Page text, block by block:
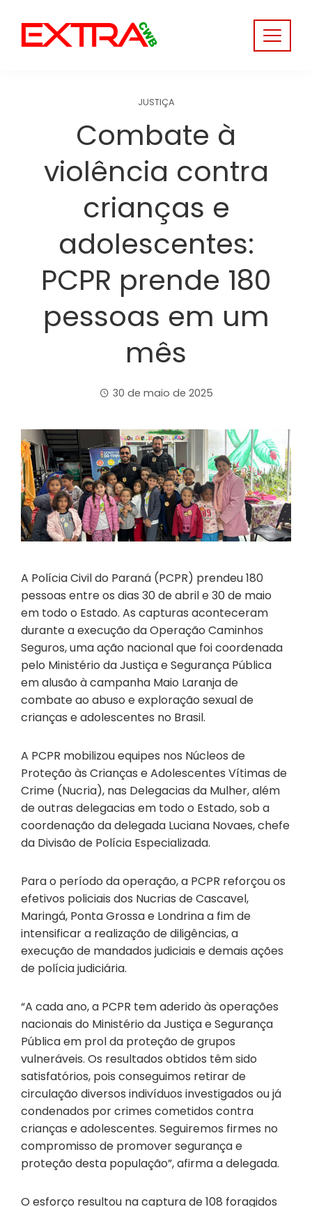
content
JUSTIÇA
Combate à
violência contra
crianças e
adolescentes:
PCPR prende 180
pessoas em um
mês
30 de maio de 2025
A Polícia Civil do Paraná (PCPR) prendeu 180
pessoas entre os dias 30 de abril e 30 de maio
em todo o Estado. As capturas aconteceram
durante a execução da Operação Caminhos
Seguros, uma ação nacional que foi coordenada
pelo Ministério da Justiça e Segurança Pública
em alusão à campanha Maio Laranja de
combate ao abuso e exploração sexual de
crianças e adolescentes no Brasil.
A PCPR mobilizou equipes nos Núcleos de
Proteção às Crianças e Adolescentes Vítimas de
Crime (Nucria), nas Delegacias da Mulher, além
de outras delegacias em todo o Estado, sob a
coordenação da delegada Luciana Novaes, chefe
da Divisão de Polícia Especializada.
Para o período da operação, a PCPR reforçou os
efetivos policiais dos Nucrias de Cascavel,
Maringá, Ponta Grossa e Londrina a fim de
intensificar a realização de diligências, a
execução de mandados judiciais e demais ações
de polícia judiciária.
“A cada ano, a PCPR tem aderido às operações
nacionais do Ministério da Justiça e Segurança
Pública em prol da proteção de grupos
vulneráveis. Os resultados obtidos têm sido
satisfatórios, pois conseguimos retirar de
circulação diversos indivíduos investigados ou já
condenados por crimes cometidos contra
crianças e adolescentes. Seguiremos firmes no
compromisso de promover segurança e
proteção desta população”, afirma a delegada.
O esforço resultou na captura de 108 foragidos